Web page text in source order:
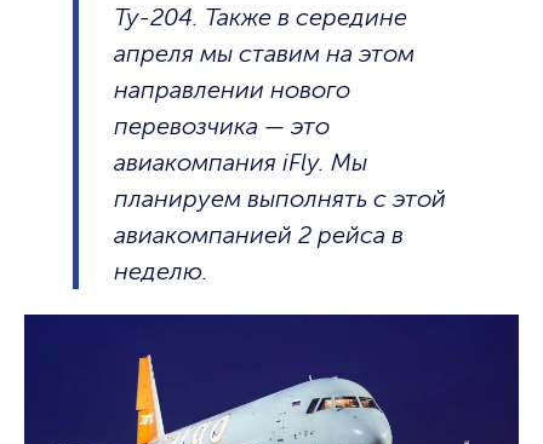
Ту-204. Также в середине
апреля мы ставим на этом
направлении нового
перевозчика — это
авиакомпания iFly. Мы
планируем выполнять с этой
авиакомпанией 2 рейса в
неделю.